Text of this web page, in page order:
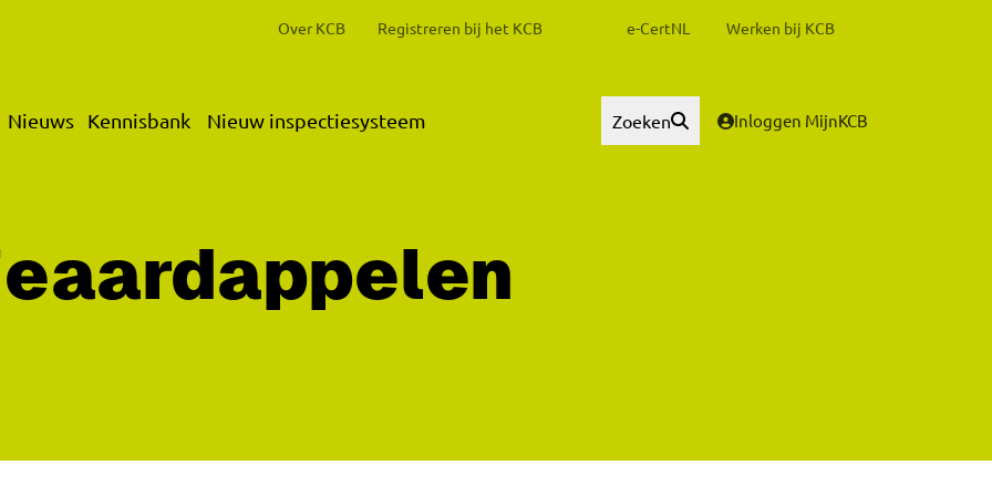
Over KCB Registreren bij het KCB e-CertNL Werken bij KCB
Nieuws Kennisbank Nieuw inspectiesysteem Zoeken Inloggen MijnKCB